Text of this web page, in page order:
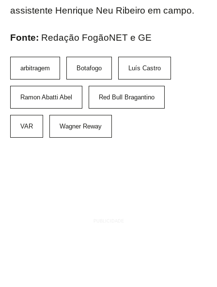
assistente Henrique Neu Ribeiro em campo.
Fonte: Redação FogãoNET e GE
arbitragem Botafogo Luís Castro
Ramon Abatti Abel Red Bull Bragantino
VAR Wagner Reway